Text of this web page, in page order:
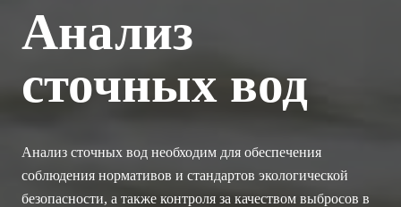
Анализ
сточных вод
Анализ сточных вод необходим для обеспечения
соблюдения нормативов и стандартов экологической
безопасности, а также контроля за качеством выбросов в